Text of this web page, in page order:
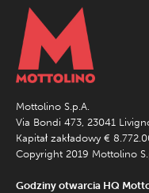
Mottolino S.p.A.
Via Bondi 473, 23041
Kapitał zakładowy €
Copyright 2019 Mottolino
Godziny otwarcia HQ